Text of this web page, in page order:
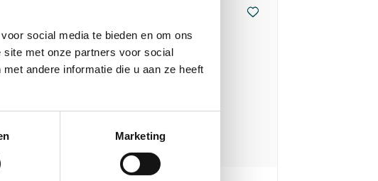
social media te bieden en om ons
met onze partners voor social
andere informatie die u aan ze heeft
Marketing